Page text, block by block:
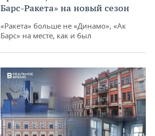
Барс-Ракета» на новый сезон
«Ракета» больше не «Динамо», «Ак
Барс» на месте, как и был